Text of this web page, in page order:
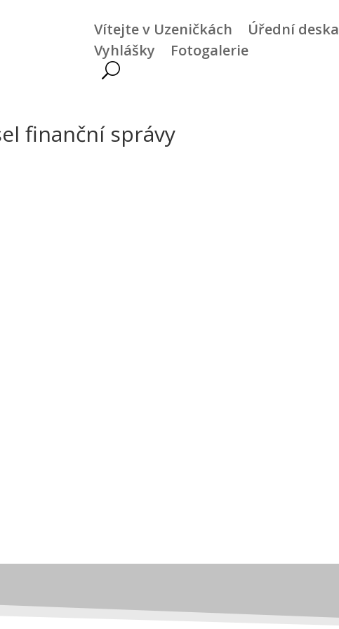
Vítejte v Uzeničkách Úřední deska
Vyhlášky
Fotogalerie
finanční správy